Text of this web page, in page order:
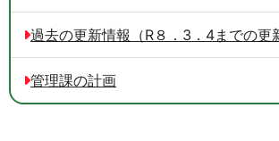
過去の更新情報（R８．3．4までの更
管理課の計画